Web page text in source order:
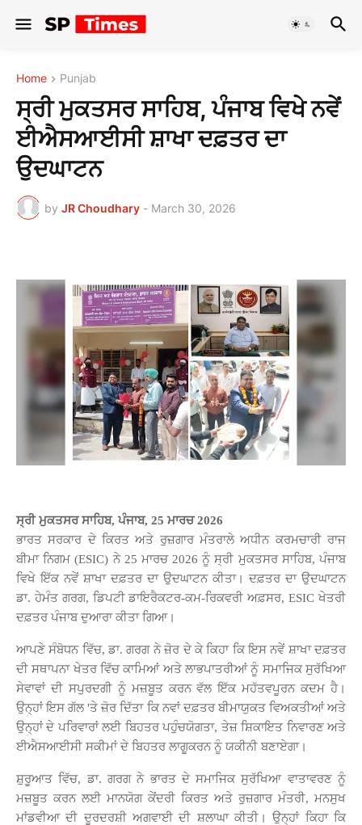
Home Punjab
ਸ੍ਰੀ ਮੁਕਤਸਰ ਸਾਹਿਬ, ਪੰਜਾਬ ਵਿਖੇ ਨਵੇਂ
ਈਐਸਆਈਸੀ ਸ਼ਾਖਾ ਦਫ਼ਤਰ ਦਾ
ਉਦਘਾਟਨ
by JR Choudhary - March 30, 2026
ਸ੍ਰੀ ਮੁਕਤਸਰ ਸਾਹਿਬ, ਪੰਜਾਬ, 25 ਮਾਰਚ 2026
ਭਾਰਤ ਸਰਕਾਰ ਦੇ ਕਿਰਤ ਅਤੇ ਰੁਜ਼ਗਾਰ ਮੰਤਰਾਲੇ ਅਧੀਨ ਕਰਮਚਾਰੀ ਰਾਜ
ਬੀਮਾ ਨਿਗਮ (ESIC) ਨੇ 25 ਮਾਰਚ 2026 ਨੂੰ ਸ੍ਰੀ ਮੁਕਤਸਰ ਸਾਹਿਬ, ਪੰਜਾਬ
ਵਿਖੇ ਇੱਕ ਨਵੇਂ ਸ਼ਾਖਾ ਦਫ਼ਤਰ ਦਾ ਉਦਘਾਟਨ ਕੀਤਾ। ਦਫ਼ਤਰ ਦਾ ਉਦਘਾਟਨ
ਡਾ. ਹੇਮੰਤ ਗਰਗ, ਡਿਪਟੀ ਡਾਇਰੈਕਟਰ-ਕਮ-ਰਿਕਵਰੀ ਅਫ਼ਸਰ, ESIC ਖੇਤਰੀ
ਦਫ਼ਤਰ ਪੰਜਾਬ ਦੁਆਰਾ ਕੀਤਾ ਗਿਆ।
ਆਪਣੇ ਸੰਬੋਧਨ ਵਿੱਚ, ਡਾ. ਗਰਗ ਨੇ ਜ਼ੋਰ ਦੇ ਕੇ ਕਿਹਾ ਕਿ ਇਸ ਨਵੇਂ ਸ਼ਾਖਾ ਦਫ਼ਤਰ
ਦੀ ਸਥਾਪਨਾ ਖੇਤਰ ਵਿੱਚ ਕਾਮਿਆਂ ਅਤੇ ਲਾਭਪਾਤਰੀਆਂ ਨੂੰ ਸਮਾਜਿਕ ਸੁਰੱਖਿਆ
ਸੇਵਾਵਾਂ ਦੀ ਸਪੁਰਦਗੀ ਨੂੰ ਮਜ਼ਬੂਤ ​​ਕਰਨ ਵੱਲ ਇੱਕ ਮਹੱਤਵਪੂਰਨ ਕਦਮ ਹੈ।
ਉਨ੍ਹਾਂ ਇਸ ਗੱਲ 'ਤੇ ਜ਼ੋਰ ਦਿੱਤਾ ਕਿ ਨਵਾਂ ਦਫ਼ਤਰ ਬੀਮਾਯੁਕਤ ਵਿਅਕਤੀਆਂ ਅਤੇ
ਉਨ੍ਹਾਂ ਦੇ ਪਰਿਵਾਰਾਂ ਲਈ ਬਿਹਤਰ ਪਹੁੰਚਯੋਗਤਾ, ਤੇਜ਼ ਸ਼ਿਕਾਇਤ ਨਿਵਾਰਣ ਅਤੇ
ਈਐਸਆਈਸੀ ਸਕੀਮਾਂ ਦੇ ਬਿਹਤਰ ਲਾਗੂਕਰਨ ਨੂੰ ਯਕੀਨੀ ਬਣਾਏਗਾ।
ਸ਼ੁਰੂਆਤ ਵਿੱਚ, ਡਾ. ਗਰਗ ਨੇ ਭਾਰਤ ਦੇ ਸਮਾਜਿਕ ਸੁਰੱਖਿਆ ਵਾਤਾਵਰਣ ਨੂੰ
ਮਜ਼ਬੂਤ ​​ਕਰਨ ਲਈ ਮਾਨਯੋਗ ਕੇਂਦਰੀ ਕਿਰਤ ਅਤੇ ਰੁਜ਼ਗਾਰ ਮੰਤਰੀ, ਮਨਸੁਖ
ਮਾਂਡਵੀਆ ਦੀ ਦੂਰਦਰਸ਼ੀ ਅਗਵਾਈ ਦੀ ਸ਼ਲਾਘਾ ਕੀਤੀ। ਉਨ੍ਹਾਂ ਕਿਹਾ ਕਿ